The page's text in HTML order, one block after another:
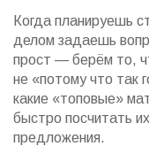
Когда планируешь
делом задаешь
прост — берём то,
не «потому что так
какие «топовые»
быстро посчитать
предложения.